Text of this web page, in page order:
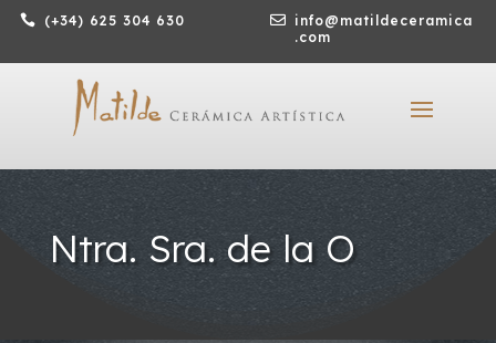
 (+34) 625 304 630 
info@matildeceramica
.com
Ntra. Sra. de la O